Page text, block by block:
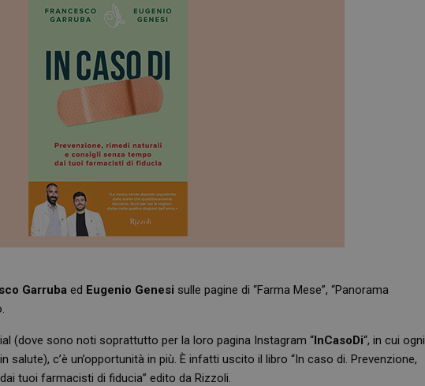
Garruba ed Eugenio Genesi sulle pagine di “Farma Mese”, “Panorama
(dove sono noti soprattutto per la loro pagina Instagram “InCasoDi“, in cui ogni
salute), c’è un’opportunità in più. È infatti uscito il libro “In caso di. Prevenzione,
tuoi farmacisti di fiducia” edito da Rizzoli.